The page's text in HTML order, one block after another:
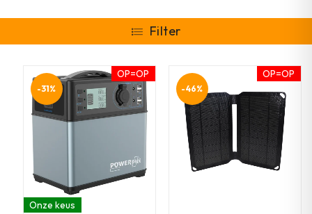
Filter
OP=OP
Onze keus
-31%
OP=OP
-46%